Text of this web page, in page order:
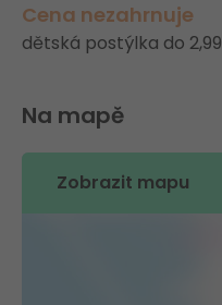
Cena nezahrnuje
dětská postýlka do
Na mapě
Zobrazit mapu